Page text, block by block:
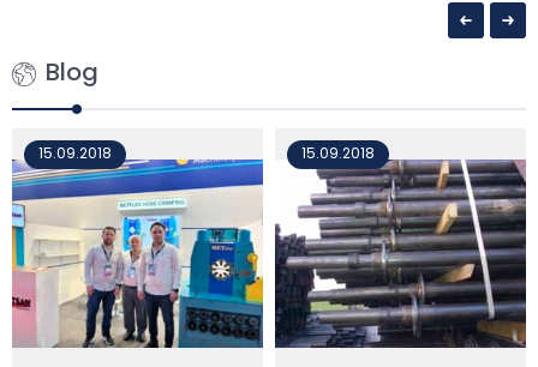
construction industry. The pipes used in scaffolding
Blog
15.09.2018 15.09.2018